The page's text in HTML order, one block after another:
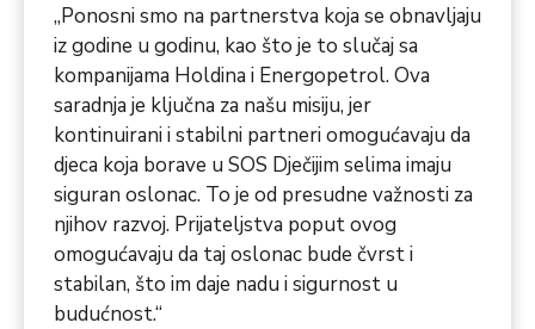
„Ponosni smo na partnerstva koja se obnavljaju
iz godine u godinu, kao što je to slučaj sa
kompanijama Holdina i Energopetrol. Ova
saradnja je ključna za našu misiju, jer
kontinuirani i stabilni partneri omogućavaju da
djeca koja borave u SOS Dječijim selima imaju
siguran oslonac. To je od presudne važnosti za
njihov razvoj. Prijateljstva poput ovog
omogućavaju da taj oslonac bude čvrst i
stabilan, što im daje nadu i sigurnost u
budućnost.“